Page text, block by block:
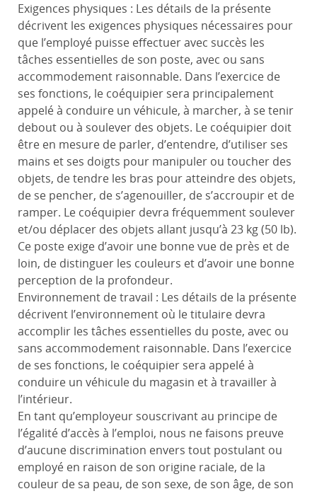
Exigences physiques : Les détails de la présente
décrivent les exigences physiques nécessaires pour
que l’employé puisse effectuer avec succès les
tâches essentielles de son poste, avec ou sans
accommodement raisonnable. Dans l’exercice de
ses fonctions, le coéquipier sera principalement
appelé à conduire un véhicule, à marcher, à se tenir
debout ou à soulever des objets. Le coéquipier doit
être en mesure de parler, d’entendre, d’utiliser ses
mains et ses doigts pour manipuler ou toucher des
objets, de tendre les bras pour atteindre des objets,
de se pencher, de s’agenouiller, de s’accroupir et de
ramper. Le coéquipier devra fréquemment soulever
et/ou déplacer des objets allant jusqu’à 23 kg (50 lb).
Ce poste exige d’avoir une bonne vue de près et de
loin, de distinguer les couleurs et d’avoir une bonne
perception de la profondeur.
Environnement de travail : Les détails de la présente
décrivent l’environnement où le titulaire devra
accomplir les tâches essentielles du poste, avec ou
sans accommodement raisonnable. Dans l’exercice
de ses fonctions, le coéquipier sera appelé à
conduire un véhicule du magasin et à travailler à
l’intérieur.
En tant qu’employeur souscrivant au principe de
l’égalité d’accès à l’emploi, nous ne faisons preuve
d’aucune discrimination envers tout postulant ou
employé en raison de son origine raciale, de la
couleur de sa peau, de son sexe, de son âge, de son